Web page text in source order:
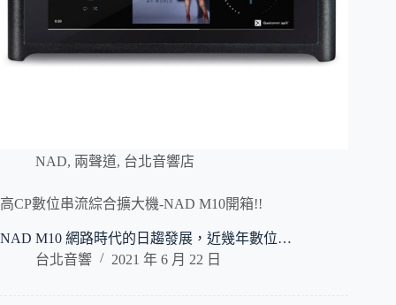
NAD, 兩聲道, 台北音響店
高CP數位串流綜合擴大機-NAD M10開箱!!
NAD M10 網路時代的日趨發展，近幾年數位…
台北音響
2021 年 6 月 22 日